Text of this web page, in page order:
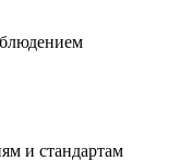
и стандартам